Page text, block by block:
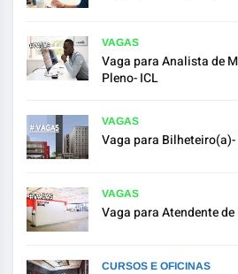
VAGAS
Vaga para Analista de
Pleno- ICL
VAGAS
Vaga para Bilheteiro(a)-
VAGAS
Vaga para Atendente
CURSOS E OFICINAS